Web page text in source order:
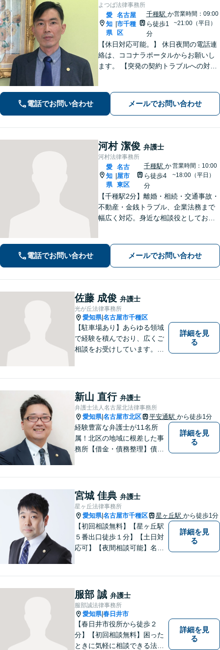
よつば法律事務所
愛
知
県
名古屋
市千種
区
千種駅 か
ら徒歩1
分
営業時間：09:00
~21:00（平日）
【休日対応可能。】 休日夜間の電話連
絡は、ココナラポータルからお願いし
ます。 【突発の契約トラブルへの対応
籍」トラブル等に対し状況に応じて適
切に問題解決を図ります。
電話でお問い合わせ メールでお問い合わせ
河村 潔俊 弁護士
河村法律事務所
愛
知
県
名古
屋市
東区
千種駅 か
ら徒歩4
分
営業時間：10:00
~18:00（平日）
【千種駅2分】離婚・相続・交通事故・
不動産・金銭トラブル、企業法務まで
幅広く対応。身近な相談役としてお悩
め、まずは気軽にご相談ください。
【土日祝対応可、夜間対応可】【オン
電話でお問い合わせ メールでお問い合わせ
佐藤 成俊 弁護士
光が丘法律事務所
愛知県|名古屋市千種区
【駐車場あり】あらゆる領域
で経験を積んでおり、広くご
相談をお受けしています。ご
ブル解決に対応いたします。
詳細を見
る
新山 直行 弁護士
弁護士法人名古屋北法律事務所
愛知県|名古屋市北区 平安通駅 から徒歩1分
経験豊富な弁護士が11名所
属！北区の地域に根差した事
務所【借金・債務整理】債務
対応【相続・遺言】他士業と
も連携【平安通駅1分】
詳細を見
る
宮城 佳典 弁護士
星ヶ丘法律事務所
愛知県|名古屋市千種区 星ヶ丘駅 から徒歩1分
【初回相談無料】【星ヶ丘駅
５番出口徒歩１分】【土日対
応可】【夜間相談可能】名古
詳細を見
る
服部 誠 弁護士
服部誠法律事務所
愛知県|春日井市
【春日井市役所から徒歩２
分】【初回相談無料】困った
ときに気軽に相談できる法律
詳細を見
る